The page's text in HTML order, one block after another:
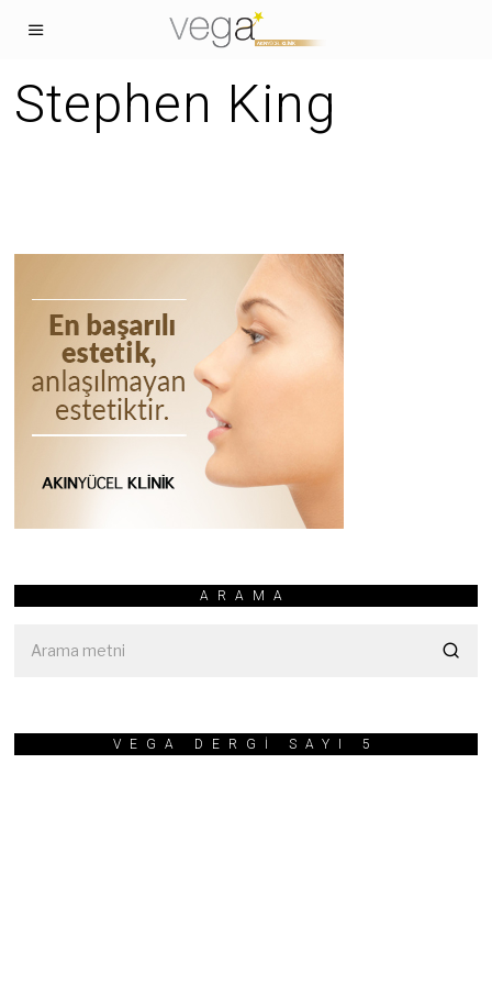
Stephen King
ARAMA
VEGA DERGİ SAYI 5